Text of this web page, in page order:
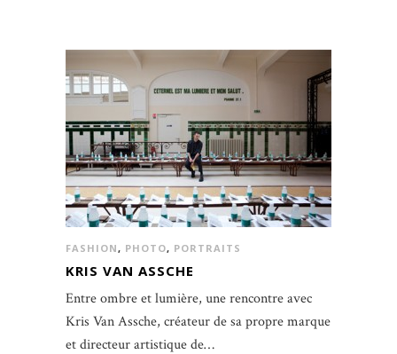
FASHION, PHOTO, PORTRAITS
KRIS VAN ASSCHE
Entre ombre et lumière, une rencontre avec
Kris Van Assche, créateur de sa propre marque
et directeur artistique de…